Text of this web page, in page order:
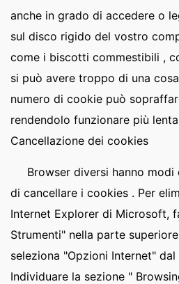
anche in grado di accedere o
sul disco rigido del vostro
come i biscotti commestibili ,
si può avere troppo di una
numero di cookie può
rendendolo funzionare più
Cancellazione dei cookies
Browser diversi hanno
di cancellare i cookies . Per
Internet Explorer di Microsoft,
Strumenti" nella parte
seleziona "Opzioni Internet" dal
Individuare la sezione "